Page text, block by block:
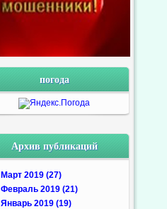
погода
Архив публикаций
Март 2019 (27)
Февраль 2019 (21)
Январь 2019 (19)